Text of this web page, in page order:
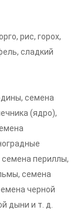
рис, горох,
сладкий
семена
(ядро),
периллы,
семена
черной
дыни и т. д.